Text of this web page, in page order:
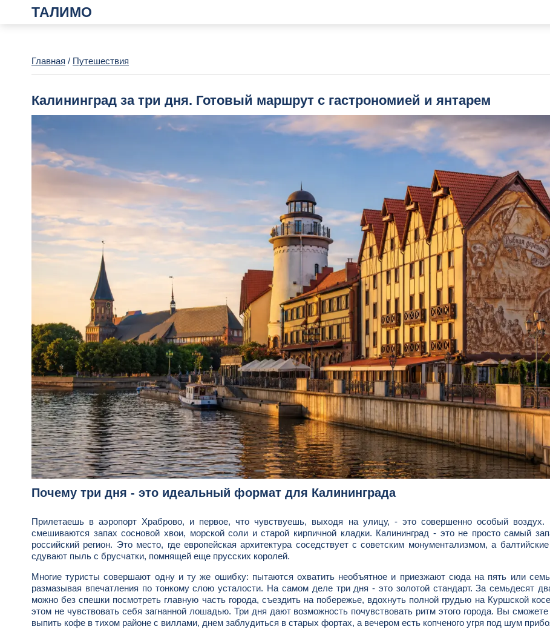
ТАЛИМО
Главная / Путешествия
Калининград за три дня. Готовый маршрут с гастрономией и янтарем
Почему три дня - это идеальный формат для Калининграда
Прилетаешь в аэропорт Храброво, и первое, что чувствуешь, выходя на улицу, - это совершенно особый
смешиваются запах сосновой хвои, морской соли и старой кирпичной кладки. Калининград - это не просто самый
российский регион. Это место, где европейская архитектура соседствует с советским монументализмом, а
сдувают пыль с брусчатки, помнящей еще прусских королей.
Многие туристы совершают одну и ту же ошибку: пытаются охватить необъятное и приезжают сюда на пять или
размазывая впечатления по тонкому слою усталости. На самом деле три дня - это золотой стандарт. За семьдесят
можно без спешки посмотреть главную часть города, съездить на побережье, вдохнуть полной грудью на Куршской
этом не чувствовать себя загнанной лошадью. Три дня дают возможность почувствовать ритм этого города. Вы
выпить кофе в тихом районе с виллами, днем заблудиться в старых фортах, а вечером есть копченого угря под шум